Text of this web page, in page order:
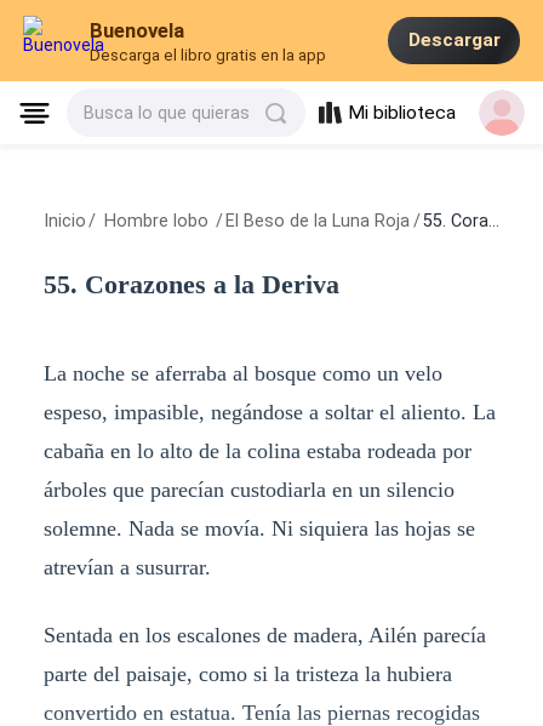
Buenovela
Descarga el libro gratis en la app
Descargar
Busca lo que quieras Mi biblioteca
Inicio / Hombre lobo / El Beso de la Luna Roja /55. Corazones a la Deriva
55. Corazones a la Deriva
La noche se aferraba al bosque como un velo
espeso, impasible, negándose a soltar el aliento. La
cabaña en lo alto de la colina estaba rodeada por
árboles que parecían custodiarla en un silencio
solemne. Nada se movía. Ni siquiera las hojas se
atrevían a susurrar.
Sentada en los escalones de madera, Ailén parecía
parte del paisaje, como si la tristeza la hubiera
convertido en estatua. Tenía las piernas recogidas